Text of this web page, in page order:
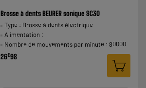
Brosse à dents BEURER sonique SC30
Type : Brosse à dents électrique
Alimentation :
Nombre de mouvements par minute : 80000
26€98